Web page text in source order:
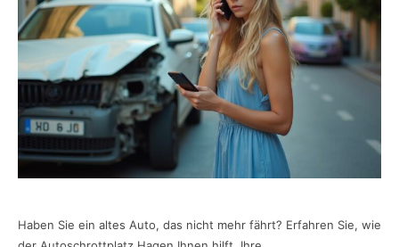
Haben Sie ein altes Auto, das nicht mehr fährt? Erfahren Sie, wie